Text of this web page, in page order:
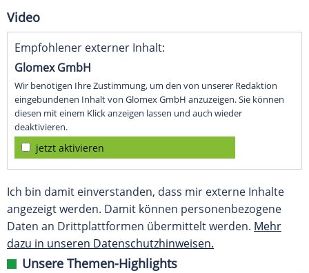
Video
Empfohlener externer Inhalt:
Glomex GmbH
Wir benötigen Ihre Zustimmung, um den von unserer Redaktion
eingebundenen Inhalt von Glomex GmbH anzuzeigen. Sie können
diesen mit einem Klick anzeigen lassen und auch wieder
deaktivieren.
jetzt aktivieren
Ich bin damit einverstanden, dass mir externe Inhalte
angezeigt werden. Damit können personenbezogene
Daten an Drittplattformen übermittelt werden. Mehr
dazu in unseren Datenschutzhinweisen.
Unsere Themen-Highlights